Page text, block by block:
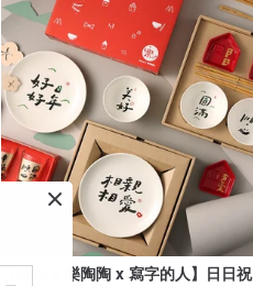
【Mao's 樂陶陶 x 寫字的人】日日祝